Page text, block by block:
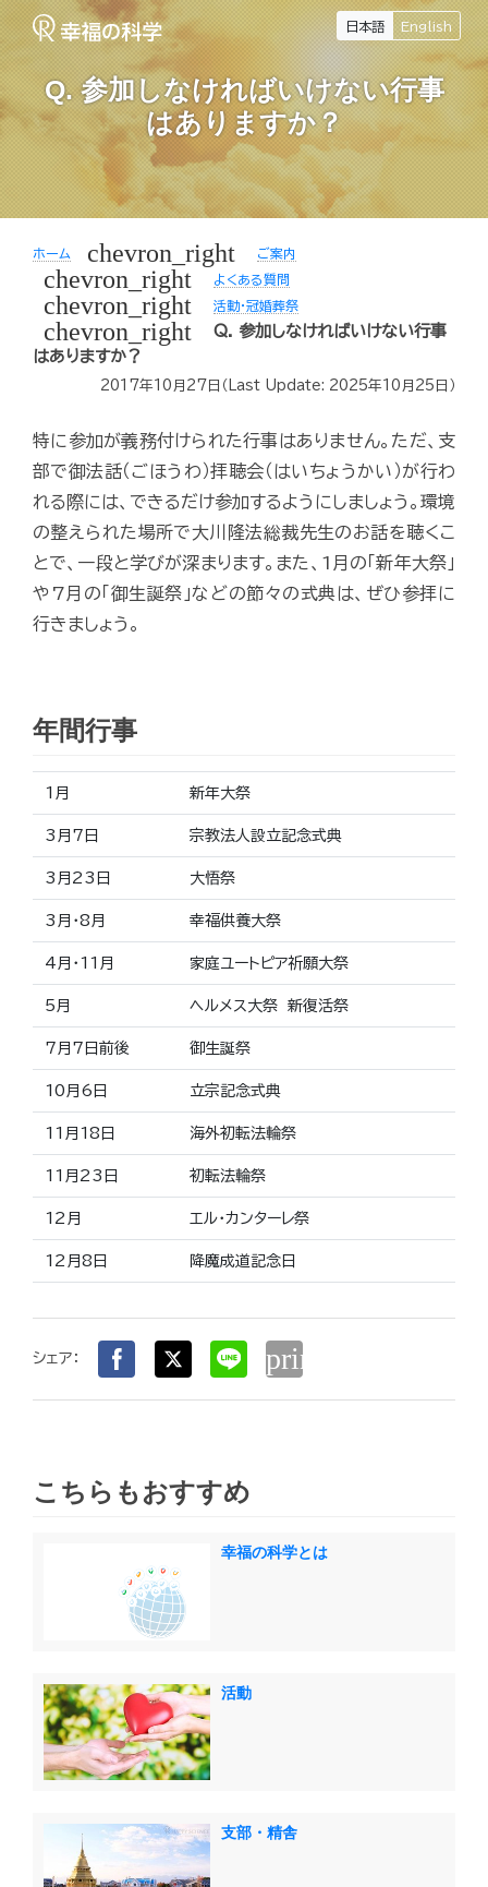
日本語 English
Q. 参加しなければいけない行事
はありますか？
ホーム chevron_right ご案内
chevron_right よくある質問
chevron_right 活動・冠婚葬祭
chevron_right
Q. 参加しなければいけない行事
はありますか？
2017年10月27日 （Last Update: 2025年10月25日 ）
特に参加が義務付けられた行事はありません。ただ、支
部で御法話（ごほうわ）拝聴会（はいちょうかい）が行わ
れる際には、できるだけ参加するようにしましょう。環境
の整えられた場所で大川隆法総裁先生のお話を聴くこ
とで、一段と学びが深まります。また、1月の「新年大祭」
や7月の「御生誕祭」などの節々の式典は、ぜひ参拝に
行きましょう。
年間行事
1月 新年大祭
3月7日 宗教法人設立記念式典
3月23日 大悟祭
3月・8月 幸福供養大祭
4月・11月 家庭ユートピア祈願大祭
5月 ヘルメス大祭 新復活祭
7月7日前後 御生誕祭
10月6日 立宗記念式典
11月18日 海外初転法輪祭
11月23日 初転法輪祭
12月 エル・カンターレ祭
12月8日 降魔成道記念日
シェア： print
こちらもおすすめ
幸福の科学とは
活動
支部・精舎